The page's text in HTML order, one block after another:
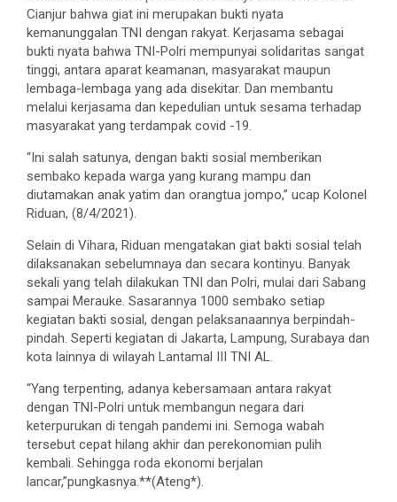
Cianjur bahwa giat ini merupakan bukti nyata
kemanunggalan TNI dengan rakyat. Kerjasama sebagai
bukti nyata bahwa TNI-Polri mempunyai solidaritas sangat
tinggi, antara aparat keamanan, masyarakat maupun
lembaga-lembaga yang ada disekitar. Dan membantu
melalui kerjasama dan kepedulian untuk sesama terhadap
masyarakat yang terdampak covid -19.
“Ini salah satunya, dengan bakti sosial memberikan
sembako kepada warga yang kurang mampu dan
diutamakan anak yatim dan orangtua jompo,” ucap Kolonel
Riduan, (8/4/2021).
Selain di Vihara, Riduan mengatakan giat bakti sosial telah
dilaksanakan sebelumnaya dan secara kontinyu. Banyak
sekali yang telah dilakukan TNI dan Polri, mulai dari Sabang
sampai Merauke. Sasarannya 1000 sembako setiap
kegiatan bakti sosial, dengan pelaksanaannya berpindah-
pindah. Seperti kegiatan di Jakarta, Lampung, Surabaya dan
kota lainnya di wilayah Lantamal III TNI AL.
“Yang terpenting, adanya kebersamaan antara rakyat
dengan TNI-Polri untuk membangun negara dari
keterpurukan di tengah pandemi ini. Semoga wabah
tersebut cepat hilang akhir dan perekonomian pulih
kembali. Sehingga roda ekonomi berjalan
lancar,”pungkasnya.**(Ateng*).